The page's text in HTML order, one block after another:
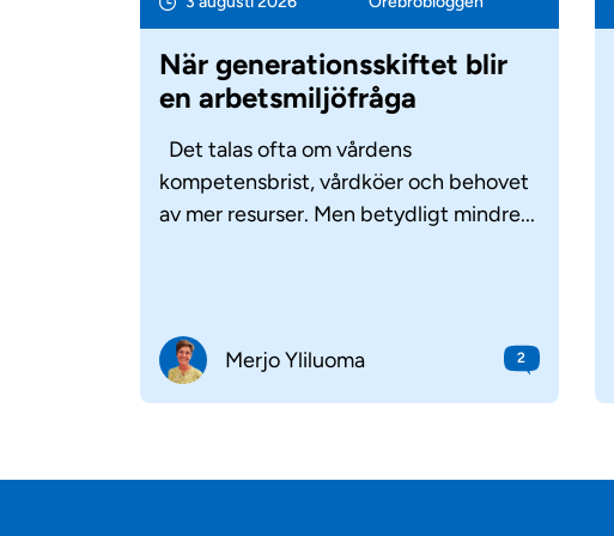
När generationsskiftet blir
en arbetsmiljöfråga
Det talas ofta om vårdens
kompetensbrist, vårdköer och behovet
av mer resurser. Men betydligt mindre...
Merjo Yliluoma 2